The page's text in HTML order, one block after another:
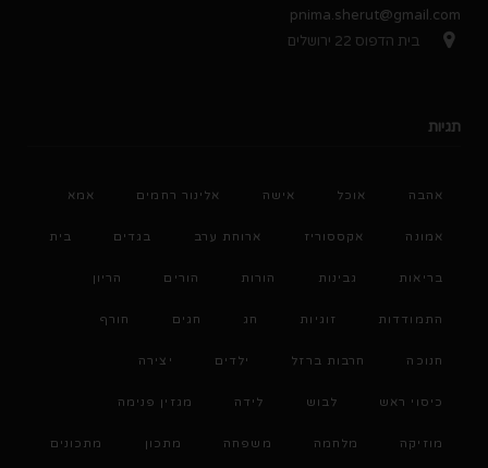
pnima.sherut@gmail.com
בית הדפוס 22 ירושלים
תגיות
אהבה אוכל אישה אלינור רחמים אמא
אמונה אקססוריז ארוחת ערב בגדים בית
בריאות גבינות הורות הורים הריון
התמודדות זוגיות חג חגים חורף
חנוכה חרבות ברזל ילדים יצירה
כיסוי ראש לבוש לידה מגזין פנימה
מוזיקה מלחמה משפחה מתכון מתכונים